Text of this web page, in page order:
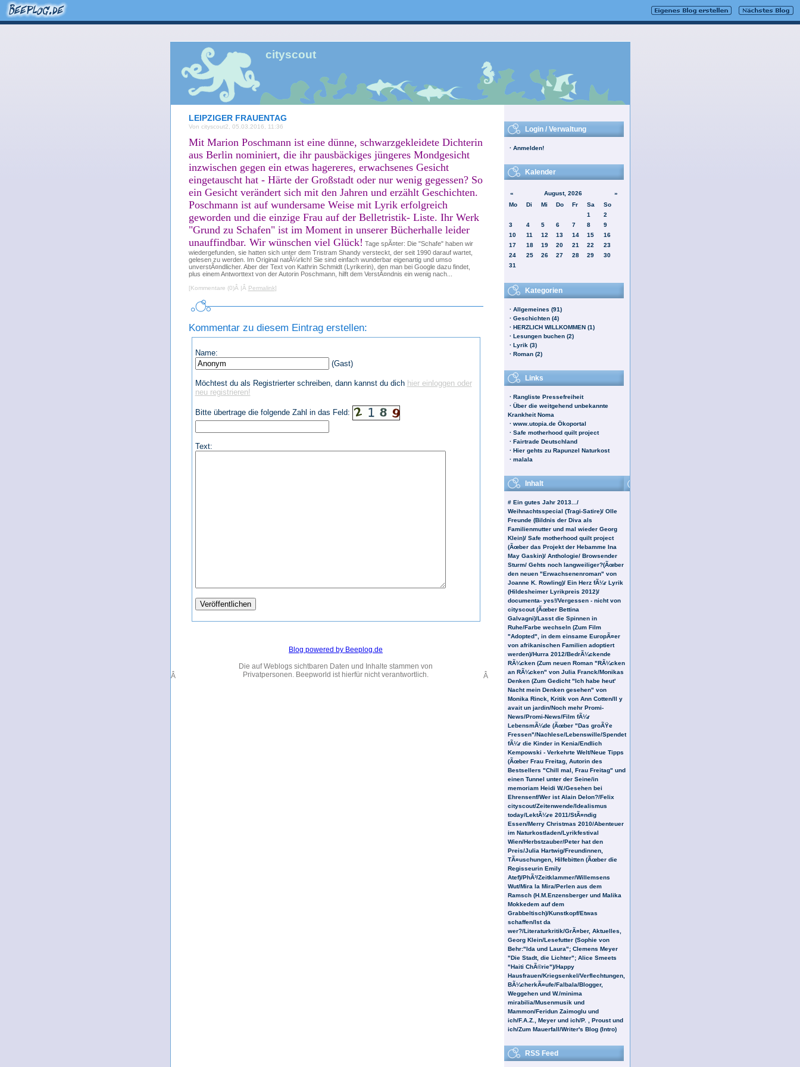
cityscout
Â
LEIPZIGER FRAUENTAG
Von cityscout2, 05.03.2016, 11:36
Mit Marion Poschmann ist eine dünne, schwarzgekleidete Dichterin
aus Berlin nominiert, die ihr pausbäckiges jüngeres Mondgesicht
inzwischen gegen ein etwas hagereres, erwachsenes Gesicht
eingetauscht hat - Härte der Großstadt oder nur wenig gegessen? So
ein Gesicht verändert sich mit den Jahren und erzählt Geschichten.
Poschmann ist auf wundersame Weise mit Lyrik erfolgreich
geworden und die einzige Frau auf der Belletristik- Liste. Ihr Werk
"Grund zu Schafen" ist im Moment in unserer Bücherhalle leider
unauffindbar. Wir wünschen viel Glück! Tage spÃ¤ter: Die "Schafe" haben wir
wiedergefunden, sie hatten sich unter dem Tristram Shandy versteckt, der seit 1990 darauf wartet,
gelesen zu werden. Im Original natÃ¼rlich! Sie sind einfach wunderbar eigenartig und umso
unverstÃ¤ndlicher. Aber der Text von Kathrin Schmidt (Lyrikerin), den man bei Google dazu findet,
plus einem Antworttext von der Autorin Poschmann, hilft dem VerstÃ¤ndnis ein wenig nach...
[Kommentare (0)Â |Â Permalink]
Kommentar zu diesem Eintrag erstellen:
Name:
(Gast)
Möchtest du als Registrierter schreiben, dann kannst du dich hier einloggen oder
neu registrieren!
Bitte übertrage die folgende Zahl in das Feld:
Text:
Blog powered by Beeplog.de
Die auf Weblogs sichtbaren Daten und Inhalte stammen von
Privatpersonen. Beepworld ist hierfür nicht verantwortlich.
Â
Login / Verwaltung
· Anmelden!
Kalender
« August, 2026
»
Mo
Di Mi Do Fr Sa
So
1
2
3
4 5 6 7 8
9
10
11 12 13 14 15
16
17
18 19 20 21 22
23
24
25 26 27 28 29
30
31
Kategorien
· Allgemeines (91)
· Geschichten (4)
· HERZLICH WILLKOMMEN (1)
· Lesungen buchen (2)
· Lyrik (3)
· Roman (2)
Links
· Rangliste Pressefreiheit
· Über die weitgehend unbekannte
Krankheit Noma
· www.utopia.de Ökoportal
· Safe motherhood quilt project
· Fairtrade Deutschland
· Hier gehts zu Rapunzel Naturkost
· malala
Inhalt
# Ein gutes Jahr 2013.../
Weihnachtsspecial (Tragi-Satire)/ Olle
Freunde (Bildnis der Diva als
Familienmutter und mal wieder Georg
Klein)/ Safe motherhood quilt project
(Ãœber das Projekt der Hebamme Ina
May Gaskin)/ Anthologie/ Browsender
Sturm/ Gehts noch langweiliger?(Ãœber
den neuen "Erwachsenenroman" von
Joanne K. Rowling)/ Ein Herz fÃ¼r Lyrik
(Hildesheimer Lyrikpreis 2012)/
documenta- yes!/Vergessen - nicht von
cityscout (Ãœber Bettina
Galvagni)/Lasst die Spinnen in
Ruhe/Farbe wechseln (Zum Film
"Adopted", in dem einsame EuropÃ¤er
von afrikanischen Familien adoptiert
werden)/Hurra 2012/BedrÃ¼ckende
RÃ¼cken (Zum neuen Roman "RÃ¼cken
an RÃ¼cken" von Julia Franck/Monikas
Denken (Zum Gedicht "Ich habe heut'
Nacht mein Denken gesehen" von
Monika Rinck, Kritik von Ann Cotten/Il y
avait un jardin/Noch mehr Promi-
News/Promi-News/Film fÃ¼r
LebensmÃ¼de (Ãœber "Das groÃŸe
Fressen"/Nachlese/Lebenswille/Spendet
fÃ¼r die Kinder in Kenia/Endlich
Kempowski - Verkehrte Welt/Neue Tipps
(Ãœber Frau Freitag, Autorin des
Bestsellers "Chill mal, Frau Freitag" und
einen Tunnel unter der Seine/in
memoriam Heidi W./Gesehen bei
Ehrensenf/Wer ist Alain Delon?/Felix
cityscout/Zeitenwende/Idealismus
today/LektÃ¼re 2011/StÃ¤ndig
Essen/Merry Christmas 2010/Abenteuer
im Naturkostladen/Lyrikfestival
Wien/Herbstzauber/Peter hat den
Preis/Julia Hartwig/Freundinnen,
TÃ¤uschungen, Hilfebitten (Ãœber die
Regisseurin Emily
Atef)/PhÃ³/Zeitklammer/Willemsens
Wut/Mira la Mira/Perlen aus dem
Ramsch (H.M.Enzensberger und Malika
Mokkedem auf dem
Grabbeltisch)/Kunstkopf/Etwas
schaffen/Ist da
wer?/Literaturkritik/GrÃ¤ber, Aktuelles,
Georg Klein/Lesefutter (Sophie von
Behr:"Ida und Laura"; Clemens Meyer
"Die Stadt, die Lichter"; Alice Smeets
"Haiti ChÃ©rie")/Happy
Hausfrauen/Kriegsenkel/Verflechtungen,
BÃ¼cherkÃ¤ufe/Falbala/Blogger,
Weggehen und W./minima
mirabilia/Musenmusik und
Mammon/Feridun Zaimoglu und
ich/F.A.Z., Meyer und ich/P. , Proust und
ich/Zum Mauerfall/Writer's Blog (Intro)
RSS Feed